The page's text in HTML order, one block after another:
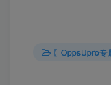
〖OppsUpro专